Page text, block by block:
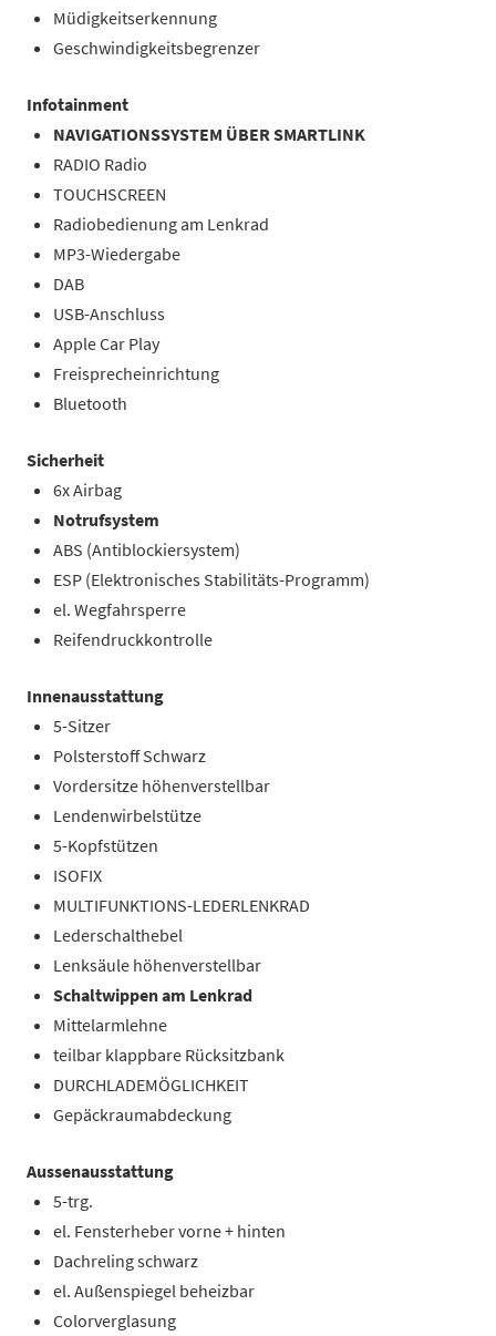
Müdigkeitserkennung
Geschwindigkeitsbegrenzer
Infotainment
NAVIGATIONSSYSTEM ÜBER SMARTLINK
RADIO Radio
TOUCHSCREEN
Radiobedienung am Lenkrad
MP3-Wiedergabe
DAB
USB-Anschluss
Apple Car Play
Freisprecheinrichtung
Bluetooth
Sicherheit
6x Airbag
Notrufsystem
ABS (Antiblockiersystem)
ESP (Elektronisches Stabilitäts-Programm)
el. Wegfahrsperre
Reifendruckkontrolle
Innenausstattung
5-Sitzer
Polsterstoff Schwarz
Vordersitze höhenverstellbar
Lendenwirbelstütze
5-Kopfstützen
ISOFIX
MULTIFUNKTIONS-LEDERLENKRAD
Lederschalthebel
Lenksäule höhenverstellbar
Schaltwippen am Lenkrad
Mittelarmlehne
teilbar klappbare Rücksitzbank
DURCHLADEMÖGLICHKEIT
Gepäckraumabdeckung
Aussenausstattung
5-trg.
el. Fensterheber vorne + hinten
Dachreling schwarz
el. Außenspiegel beheizbar
Colorverglasung